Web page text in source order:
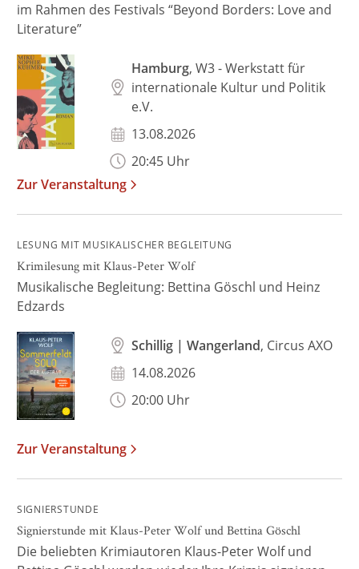
im Rahmen des Festivals “Beyond Borders: Love and
Literature”
Hamburg, W3 - Werkstatt für
internationale Kultur und Politik
e.V.
13.08.2026
20:45 Uhr
Zur Veranstaltung
LESUNG MIT MUSIKALISCHER BEGLEITUNG
Krimilesung mit Klaus-Peter Wolf
Musikalische Begleitung: Bettina Göschl und Heinz
Edzards
Schillig | Wangerland, Circus AXO
14.08.2026
20:00 Uhr
Zur Veranstaltung
SIGNIERSTUNDE
Signierstunde mit Klaus-Peter Wolf und Bettina Göschl
Die beliebten Krimiautoren Klaus-Peter Wolf und